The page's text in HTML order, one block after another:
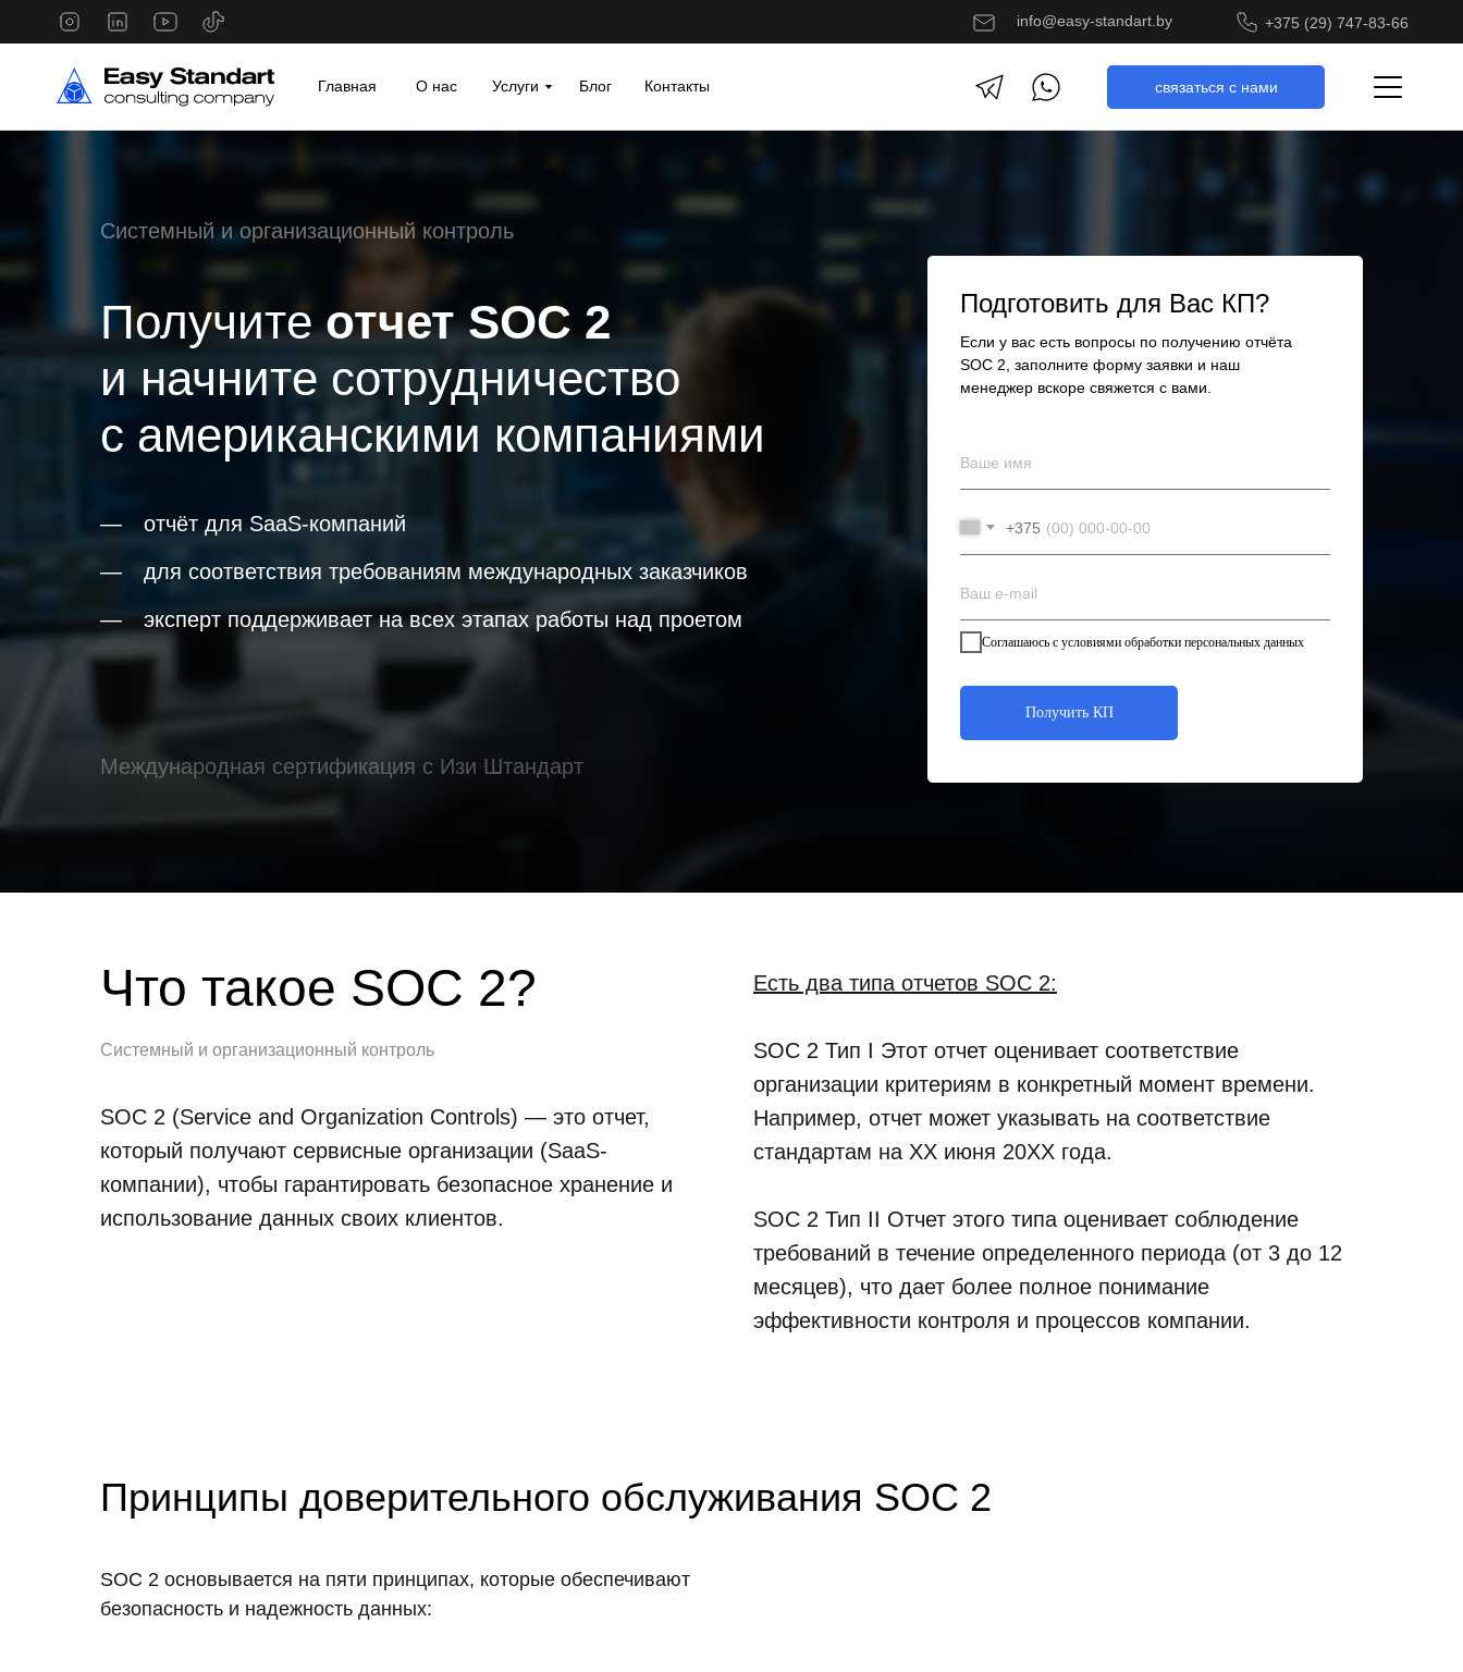
cвязаться с нами
Главная О нас Услуги Блог
+375 (29) 747-83-66
info@easy-standart.by
Контакты
Получитеотчет SOC 2
и начните сотрудничество
с американскими компаниями
Системный и организационный контроль
Международная сертификация с Изи Штандарт
+375
Соглашаюсь с условиями обработки персональных данных
Получить КП
Подготовить для Вас КП?
Если у вас есть вопросы по получению отчёта
SOC 2, заполните форму заявки и наш
менеджер вскоре свяжется с вами.
отчёт для SaaS-компаний
—
для соответствия требованиям международных заказчиков
—
эксперт поддерживает на всех этапах работы над проетом
—
Что такое SOC 2?
Системный и организационный контроль
SOC 2 (Service and Organization Controls) — это отчет,
который получают сервисные организации (SaaS-
компании), чтобы гарантировать безопасное хранение и
использование данных своих клиентов.
Есть два типа отчетов SOC 2:
SOC 2 Тип I Этот отчет оценивает соответствие
организации критериям в конкретный момент времени.
Например, отчет может указывать на соответствие
стандартам на ХХ июня 20ХХ года.
SOC 2 Тип II Отчет этого типа оценивает соблюдение
требований в течение определенного периода (от 3 до 12
месяцев), что дает более полное понимание
эффективности контроля и процессов компании.
Принципы доверительного обслуживания SOC 2
SOC 2 основывается на пяти принципах, которые обеспечивают
безопасность и надежность данных: